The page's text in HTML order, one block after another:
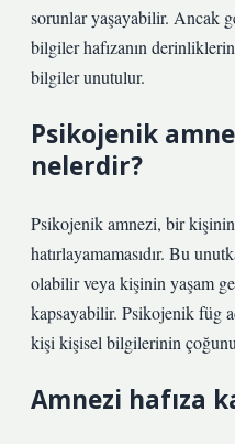
sorunlar yaşayabilir. Ancak
bilgiler hafızanın
bilgiler unutulur.
Psikojenik
nelerdir?
Psikojenik amnezi, bir
hatırlayamamasıdır. Bu
olabilir veya kişinin yaşam
kapsayabilir. Psikojenik füg
kişi kişisel bilgilerinin
Amnezi hafıza